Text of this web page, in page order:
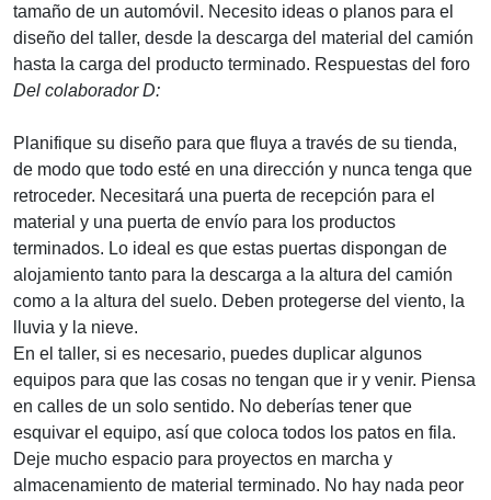
tamaño de un automóvil. Necesito ideas o planos para el
diseño del taller, desde la descarga del material del camión
hasta la carga del producto terminado. Respuestas del foro
Del colaborador D:
Planifique su diseño para que fluya a través de su tienda,
de modo que todo esté en una dirección y nunca tenga que
retroceder. Necesitará una puerta de recepción para el
material y una puerta de envío para los productos
terminados. Lo ideal es que estas puertas dispongan de
alojamiento tanto para la descarga a la altura del camión
como a la altura del suelo. Deben protegerse del viento, la
lluvia y la nieve.
En el taller, si es necesario, puedes duplicar algunos
equipos para que las cosas no tengan que ir y venir. Piensa
en calles de un solo sentido. No deberías tener que
esquivar el equipo, así que coloca todos los patos en fila.
Deje mucho espacio para proyectos en marcha y
almacenamiento de material terminado. No hay nada peor